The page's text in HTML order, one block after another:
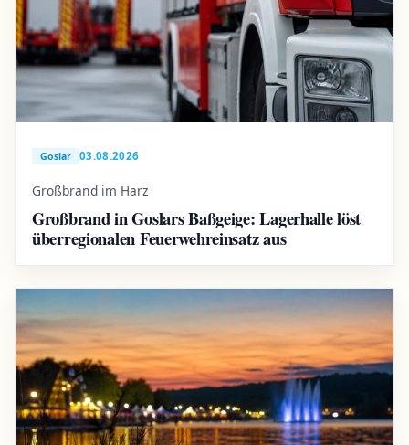
Goslar 03.08.2026
Großbrand im Harz
Großbrand in Goslars Baßgeige: Lagerhalle löst
überregionalen Feuerwehreinsatz aus